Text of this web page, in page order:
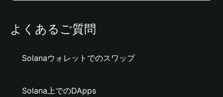
よくあるご質問
Solanaウォレットでのスワップ
Solana上でのDApps